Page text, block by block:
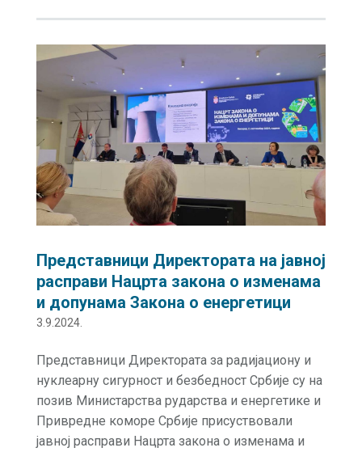
Представници Директората на јавној
расправи Нацрта закона о изменама
и допунама Закона о енергетици
3.9.2024.
Представници Директората за радијациону и
нуклеарну сигурност и безбедност Србије су на
позив Министарства рударства и енергетике и
Привредне коморе Србије присуствовали
јавној расправи Нацрта закона о изменама и